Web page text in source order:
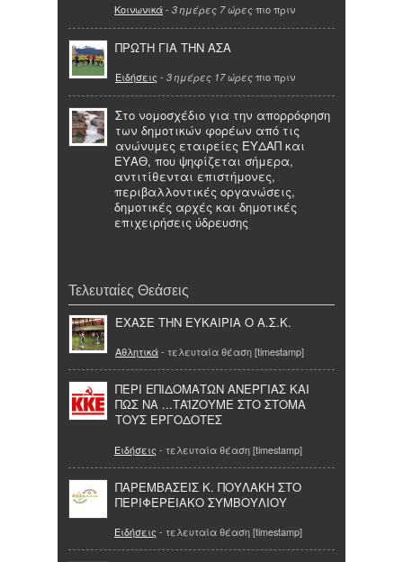
Κοινωνικά- 3 ημέρες 7 ώρες πιο πριν
ΠΡΩΤΗ ΓΙΑ ΤΗΝ ΑΣΑ
Ειδήσεις - 3 ημέρες 17 ώρες πιο πριν
Στο νομοσχέδιο για την απορρόφηση
των δημοτικών φορέων από τις
ανώνυμες εταιρείες ΕΥΔΑΠ και
ΕΥΑΘ, που ψηφίζεται σήμερα,
αντιτίθενται επιστήμονες,
περιβαλλοντικές οργανώσεις,
δημοτικές αρχές και δημοτικές
επιχειρήσεις ύδρευσης
Τελευταίες Θεάσεις
ΈΧΑΣΕ ΤΗΝ ΕΥΚΑΙΡΙΑ Ο Α.Σ.Κ.
Αθλητικά- τελευταία θέαση [timestamp]
ΠΕΡΙ ΕΠΙΔΟΜΑΤΩΝ ΑΝΕΡΓΙΑΣ ΚΑΙ
ΠΩΣ ΝΑ ...ΤΑΪΖΟΥΜΕ ΣΤΟ ΣΤΟΜΑ
ΤΟΥΣ ΕΡΓΟΔΟΤΕΣ
Ειδήσεις - τελευταία θέαση [timestamp]
ΠΑΡΕΜΒΑΣΕΙΣ Κ. ΠΟΥΛΑΚΗ ΣΤΟ
ΠΕΡΙΦΕΡΕΙΑΚΟ ΣΥΜΒΟΥΛΙΟΥ
Ειδήσεις - τελευταία θέαση [timestamp]